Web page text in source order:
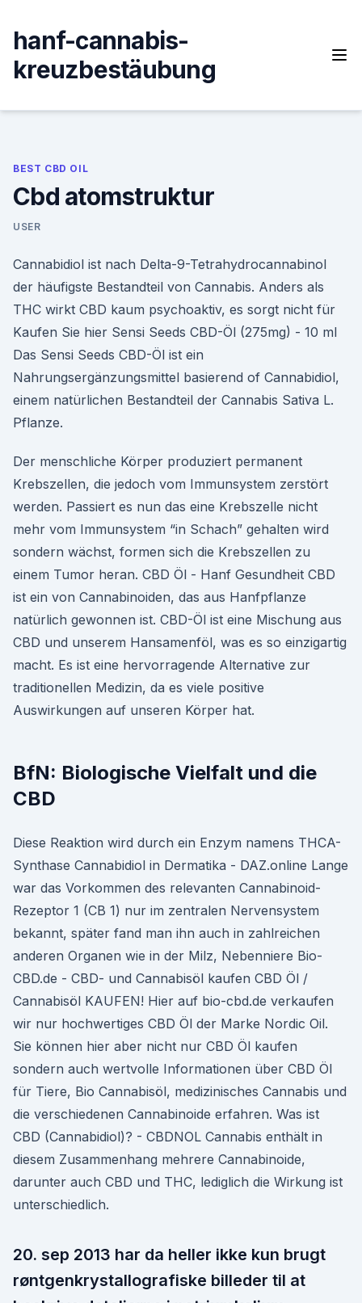
content
hanf-cannabis-
kreuzbestäubung
BEST CBD OIL
Cbd atomstruktur
USER
Cannabidiol ist nach Delta-9-Tetrahydrocannabinol
der häufigste Bestandteil von Cannabis. Anders als
THC wirkt CBD kaum psychoaktiv, es sorgt nicht für
Kaufen Sie hier Sensi Seeds CBD-Öl (275mg) - 10 ml
Das Sensi Seeds CBD-Öl ist ein
Nahrungsergänzungsmittel basierend of Cannabidiol,
einem natürlichen Bestandteil der Cannabis Sativa L.
Pflanze.
Der menschliche Körper produziert permanent
Krebszellen, die jedoch vom Immunsystem zerstört
werden. Passiert es nun das eine Krebszelle nicht
mehr vom Immunsystem “in Schach” gehalten wird
sondern wächst, formen sich die Krebszellen zu
einem Tumor heran. CBD Öl - Hanf Gesundheit CBD
ist ein von Cannabinoiden, das aus Hanfpflanze
natürlich gewonnen ist. CBD-Öl ist eine Mischung aus
CBD und unserem Hansamenföl, was es so einzigartig
macht. Es ist eine hervorragende Alternative zur
traditionellen Medizin, da es viele positive
Auswirkungen auf unseren Körper hat.
BfN: Biologische Vielfalt und die
CBD
Diese Reaktion wird durch ein Enzym namens THCA-
Synthase Cannabidiol in Dermatika - DAZ.online Lange
war das Vorkommen des relevanten Cannabinoid-
Rezeptor 1 (CB 1) nur im zentralen Nervensystem
bekannt, später fand man ihn auch in zahlreichen
anderen Organen wie in der Milz, Nebenniere Bio-
CBD.de - CBD- und Cannabisöl kaufen CBD Öl /
Cannabisöl KAUFEN! Hier auf bio-cbd.de verkaufen
wir nur hochwertiges CBD Öl der Marke Nordic Oil.
Sie können hier aber nicht nur CBD Öl kaufen
sondern auch wertvolle Informationen über CBD Öl
für Tiere, Bio Cannabisöl, medizinisches Cannabis und
die verschiedenen Cannabinoide erfahren. Was ist
CBD (Cannabidiol)? - CBDNOL Cannabis enthält in
diesem Zusammenhang mehrere Cannabinoide,
darunter auch CBD und THC, lediglich die Wirkung ist
unterschiedlich.
20. sep 2013 har da heller ikke kun brugt
røntgenkrystallografiske billeder til at